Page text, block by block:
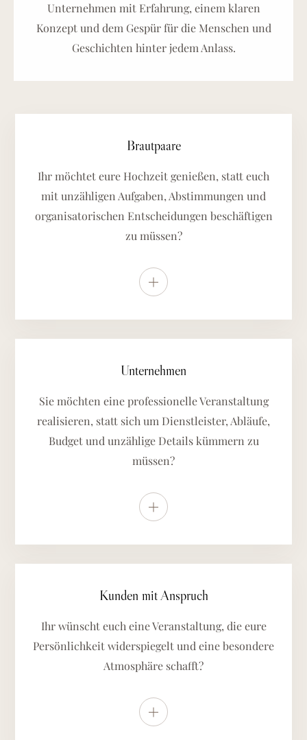
Unternehmen mit Erfahrung, einem klaren
Konzept und dem Gespür für die Menschen und
Geschichten hinter jedem Anlass.
Brautpaare
Ihr möchtet eure Hochzeit genießen, statt euch
mit unzähligen Aufgaben, Abstimmungen und
organisatorischen Entscheidungen beschäftigen
zu müssen?
Weitere Details anzeigen
Unternehmen
Sie möchten eine professionelle Veranstaltung
realisieren, statt sich um Dienstleister, Abläufe,
Budget und unzählige Details kümmern zu
müssen?
Weitere Details anzeigen
Kunden mit Anspruch
Ihr wünscht euch eine Veranstaltung, die eure
Persönlichkeit widerspiegelt und eine besondere
Atmosphäre schafft?
Weitere Details anzeigen